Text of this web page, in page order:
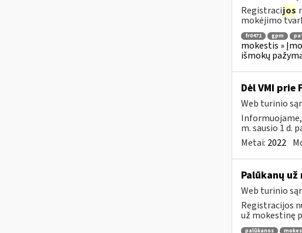
Registracijos
mokėjimo
fr0471 gpm
mokestis »
išmokų
Dėl VMI prie
Web turinio
m. sausio 1 d.
Metai: 2022
Palūkanų
Web turinio
Registracijos
už mokestinę
palūkanos